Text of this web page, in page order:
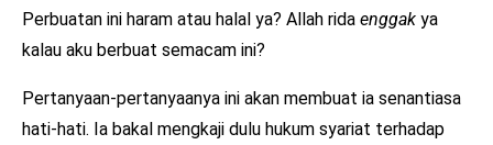
Perbuatan ini haram atau halal ya? Allah rida enggak ya
kalau aku berbuat semacam ini?
Pertanyaan-pertanyaanya ini akan membuat ia senantiasa
hati-hati. Ia bakal mengkaji dulu hukum syariat terhadap